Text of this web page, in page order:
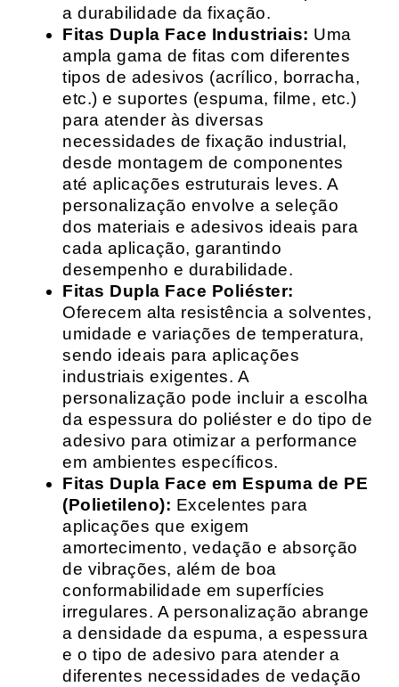
a durabilidade da fixação.
Fitas Dupla Face Industriais: Uma
ampla gama de fitas com diferentes
tipos de adesivos (acrílico, borracha,
etc.) e suportes (espuma, filme, etc.)
para atender às diversas
necessidades de fixação industrial,
desde montagem de componentes
até aplicações estruturais leves. A
personalização envolve a seleção
dos materiais e adesivos ideais para
cada aplicação, garantindo
desempenho e durabilidade.
Fitas Dupla Face Poliéster:
Oferecem alta resistência a solventes,
umidade e variações de temperatura,
sendo ideais para aplicações
industriais exigentes. A
personalização pode incluir a escolha
da espessura do poliéster e do tipo de
adesivo para otimizar a performance
em ambientes específicos.
Fitas Dupla Face em Espuma de PE
(Polietileno): Excelentes para
aplicações que exigem
amortecimento, vedação e absorção
de vibrações, além de boa
conformabilidade em superfícies
irregulares. A personalização abrange
a densidade da espuma, a espessura
e o tipo de adesivo para atender a
diferentes necessidades de vedação